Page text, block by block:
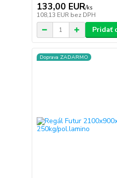
133,00 EUR/ks
108,13 EUR bez DPH
Pridať
Doprava ZADARMO